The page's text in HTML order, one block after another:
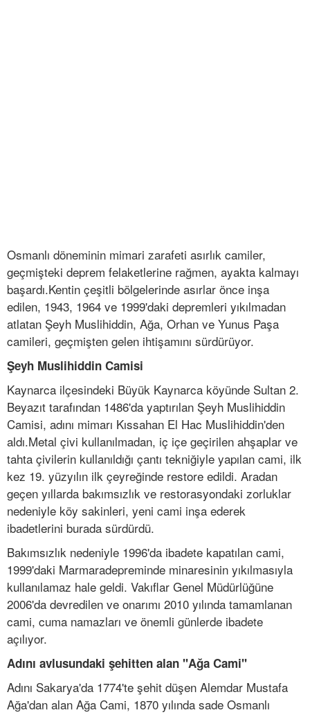
Osmanlı döneminin mimari zarafeti asırlık camiler,
geçmişteki deprem felaketlerine rağmen, ayakta kalmayı
başardı.Kentin çeşitli bölgelerinde asırlar önce inşa
edilen, 1943, 1964 ve 1999'daki depremleri yıkılmadan
atlatan Şeyh Muslihiddin, Ağa, Orhan ve Yunus Paşa
camileri, geçmişten gelen ihtişamını sürdürüyor.
Şeyh Muslihiddin Camisi
Kaynarca ilçesindeki Büyük Kaynarca köyünde Sultan 2.
Beyazıt tarafından 1486'da yaptırılan Şeyh Muslihiddin
Camisi, adını mimarı Kıssahan El Hac Muslihiddin'den
aldı.Metal çivi kullanılmadan, iç içe geçirilen ahşaplar ve
tahta çivilerin kullanıldığı çantı tekniğiyle yapılan cami, ilk
kez 19. yüzyılın ilk çeyreğinde restore edildi. Aradan
geçen yıllarda bakımsızlık ve restorasyondaki zorluklar
nedeniyle köy sakinleri, yeni cami inşa ederek
ibadetlerini burada sürdürdü.
Bakımsızlık nedeniyle 1996'da ibadete kapatılan cami,
1999'daki Marmaradepreminde minaresinin yıkılmasıyla
kullanılamaz hale geldi. Vakıflar Genel Müdürlüğüne
2006'da devredilen ve onarımı 2010 yılında tamamlanan
cami, cuma namazları ve önemli günlerde ibadete
açılıyor.
Adını avlusundaki şehitten alan "Ağa Cami"
Adını Sakarya'da 1774'te şehit düşen Alemdar Mustafa
Ağa'dan alan Ağa Cami, 1870 yılında sade Osmanlı